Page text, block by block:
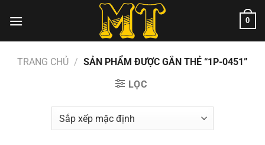
đến
0
TRANG CHỦ / SẢN PHẨM ĐƯỢC GẮN THẺ “1P-0451”
LỌC